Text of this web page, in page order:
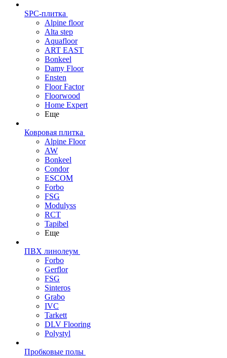
SPC-плитка
Alpine floor
Alta step
Aquafloor
ART EAST
Bonkeel
Damy Floor
Ensten
Floor Factor
Floorwood
Home Expert
Еще
Ковровая плитка
Alpine Floor
AW
Bonkeel
Condor
ESCOM
Forbo
FSG
Modulyss
RCT
Tapibel
Еще
ПВХ линолеум
Forbo
Gerflor
FSG
Sinteros
Grabo
IVC
Tarkett
DLV Flooring
Polystyl
Пробковые полы